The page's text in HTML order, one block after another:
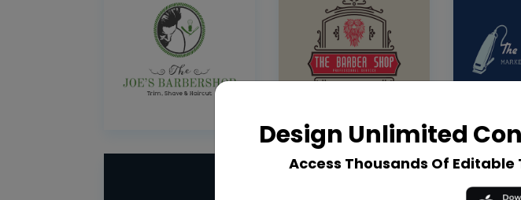
Design Unlimited
Access Thousands Of Editable